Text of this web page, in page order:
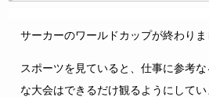
サーカーのワールドカップが終わりま
スポーツを見ていると、仕事に参考
な大会はできるだけ観るようにしてい